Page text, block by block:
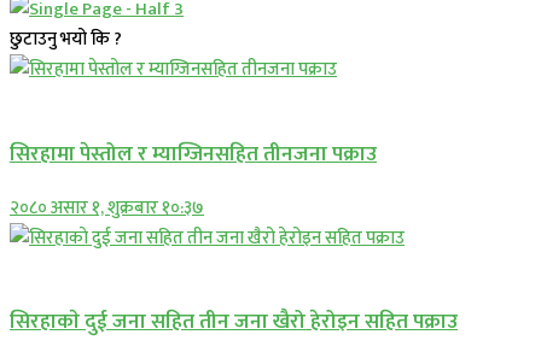
छुटाउनु भयो कि ?
सिरहामा पेस्तोल र म्याग्जिनसहित तीनजना पक्राउ
२०८० असार १, शुक्रबार १०:३७
सिरहाकाे दुई जना सहित तीन जना खैरो हेरोइन सहित पक्राउ